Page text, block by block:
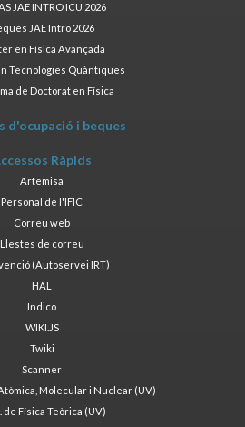
JAE INTRO ICU 2026
JAE Intro 2026
en Física Avançada
Tecnologies Quàntiques
de Doctorat en Física
d'ocupació i beques
Ràpids
Artemisa
Personal de l'IFIC
Correu web
Llestes de correu
(Autoservei IRT)
HAL
Indico
WIKI.JS
Twiki
Scanner
Molecular i Nuclear (UV)
de Física Teòrica (UV)